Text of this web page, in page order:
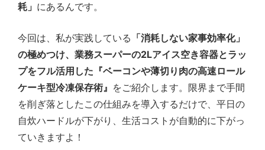
耗」 にあるんです。
今回は、私が実践している 「消耗しない家事効率化」
の極めつけ、業務スーパーの2Lアイス空き容器とラッ
プをフル活用した『ベーコンや薄切り肉の高速ロール
ケーキ型冷凍保存術』 をご紹介します。限界まで手間
を削ぎ落としたこの仕組みを導入するだけで、平日の
自炊ハードルが下がり、生活コストが自動的に下がっ
ていきますよ！